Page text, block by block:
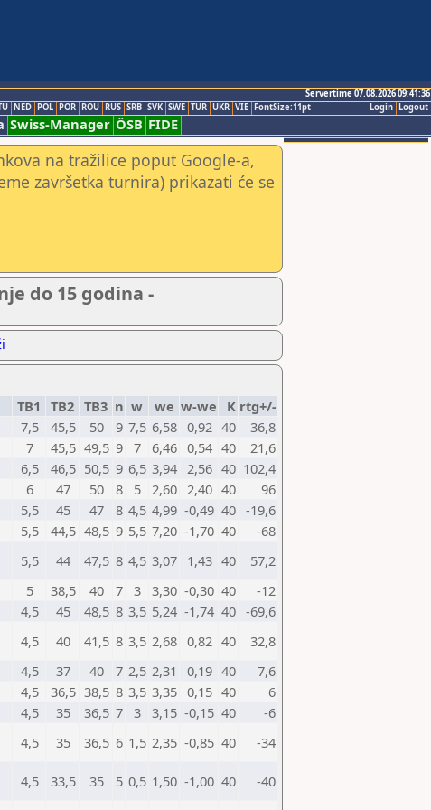
Servertime 07.08.2026 09:41:36
Logout
Login
NED POL POR ROU RUS SRB SVK SWE TUR UKR VIE FontSize:11pt
Swiss-Manager ÖSB FIDE
na tražilice poput Google-a,
završetka turnira) prikazati će se
do 15 godina -
TB1 TB2 TB3 n w we w-we K rtg+/-
7,5 45,5 50 9 7,5 6,58 0,92 40
36,8
7 45,5 49,5 9 7 6,46 0,54 40
21,6
6,5 46,5 50,5 9 6,5 3,94 2,56 40 102,4
6 47 50 8 5 2,60 2,40 40
96
5,5 45 47 8 4,5 4,99 -0,49 40 -19,6
5,5 44,5 48,5 9 5,5 7,20 -1,70 40
-68
5,5 44 47,5 8 4,5 3,07 1,43 40
57,2
5 38,5 40 7 3 3,30 -0,30 40
-12
4,5 45 48,5 8 3,5 5,24 -1,74 40 -69,6
4,5 40 41,5 8 3,5 2,68 0,82 40
32,8
4,5 37 40 7 2,5 2,31 0,19 40
7,6
4,5 36,5 38,5 8 3,5 3,35 0,15 40
6
4,5 35 36,5 7 3 3,15 -0,15 40
-6
4,5 35 36,5 6 1,5 2,35 -0,85 40 -34
4,5 33,5 35 5 0,5 1,50 -1,00 40
-40